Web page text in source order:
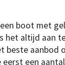
boot met
het altijd aan
beste aanbod
een